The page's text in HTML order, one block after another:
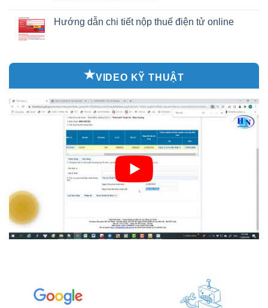
Hướng dẫn chi tiết nộp thuế điện tử online
VIDEO KỸ THUẬT